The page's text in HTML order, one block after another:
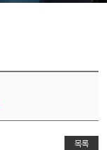
목록